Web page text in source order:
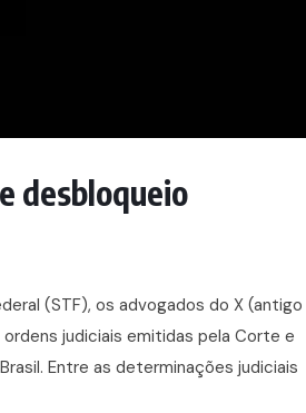
desbloqueio
(STF), os advogados do X (antigo
judiciais emitidas pela Corte e
Entre as determinações judiciais